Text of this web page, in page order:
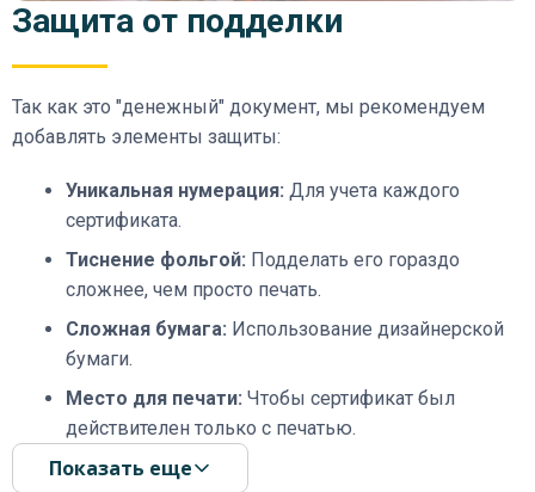
Защита от подделки
Так как это "денежный" документ, мы рекомендуем
добавлять элементы защиты:
Уникальная нумерация: Для учета каждого
сертификата.
Тиснение фольгой: Подделать его гораздо
сложнее, чем просто печать.
Сложная бумага: Использование дизайнерской
бумаги.
Место для печати: Чтобы сертификат был
действителен только с печатью.
Показать еще